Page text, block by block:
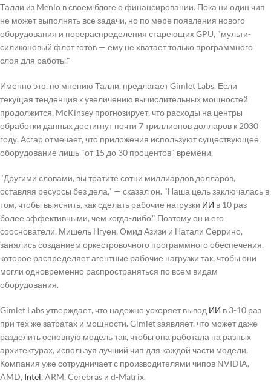
Талли из Menlo в своем блоге о финансировании. Пока ни один чип
не может выполнять все задачи, но по мере появления нового
оборудования и перераспределения стареющих GPU, "мульти-
силиконовый флот готов — ему не хватает только программного
слоя для работы."
Именно это, по мнению Талли, предлагает Gimlet Labs. Если
текущая тенденция к увеличению вычислительных мощностей
продолжится, McKinsey прогнозирует, что расходы на центры
обработки данных достигнут почти 7 триллионов долларов к 2030
году. Асгар отмечает, что приложения используют существующее
оборудование лишь "от 15 до 30 процентов" времени.
"Другими словами, вы тратите сотни миллиардов долларов,
оставляя ресурсы без дела," — сказал он. "Наша цель заключалась в
том, чтобы выяснить, как сделать рабочие нагрузки ИИ в 10 раз
более эффективными, чем когда-либо." Поэтому он и его
сооснователи, Мишель Нгуен, Омид Азизи и Натали Серрино,
занялись созданием оркестровочного программного обеспечения,
которое распределяет агентные рабочие нагрузки так, чтобы они
могли одновременно распространяться по всем видам
оборудования.
Gimlet Labs утверждает, что надежно ускоряет вывод ИИ в 3-10 раз
при тех же затратах и мощности. Gimlet заявляет, что может даже
разделить основную модель так, чтобы она работала на разных
архитектурах, используя лучший чип для каждой части модели.
Компания уже сотрудничает с производителями чипов NVIDIA,
AMD, Intel, ARM, Cerebras и d-Matrix.